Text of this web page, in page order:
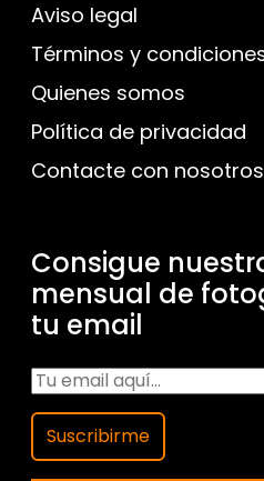
Aviso legal
Términos y
Quienes somos
Política de privacidad
Contacte con nosotros
Consigue
mensual de
tu email
Suscribirme